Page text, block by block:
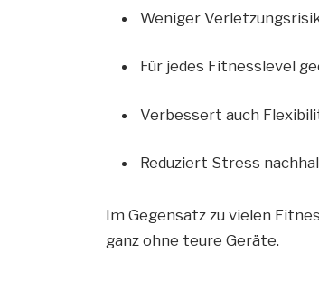
Weniger
Für jedes Fitnesslevel
Verbessert auch
Reduziert Stress
Im Gegensatz zu vielen
ganz ohne teure Geräte.